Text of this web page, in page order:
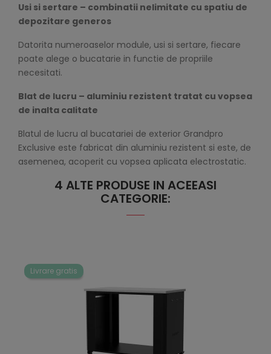
Usi si sertare – combinatii nelimitate cu spatiu de
depozitare generos
Datorita numeroaselor module, usi si sertare, fiecare
poate alege o bucatarie in functie de propriile
necesitati.
Blat de lucru – aluminiu rezistent tratat cu vopsea
de inalta calitate
Blatul de lucru al bucatariei de exterior Grandpro
Exclusive este fabricat din aluminiu rezistent si este, de
asemenea, acoperit cu vopsea aplicata electrostatic.
4 ALTE PRODUSE IN ACEEASI
CATEGORIE:
Livrare gratis